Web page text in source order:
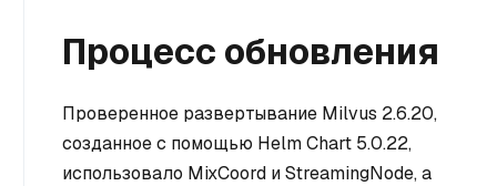
Процесс обновления
Проверенное развертывание Milvus 2.6.20,
созданное с помощью Helm Chart 5.0.22,
использовало MixCoord и StreamingNode, а